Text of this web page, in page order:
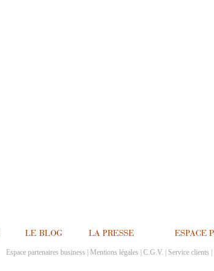
Espace partenaires business | Mentions légales | C.G.V. | Service clients |